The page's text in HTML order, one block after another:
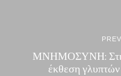
ΜΝΗΜΟΣΥΝΗ: Στην
έκθεση